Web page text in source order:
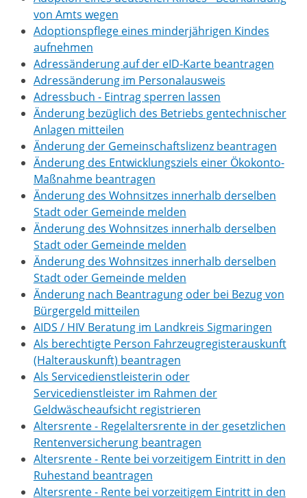
von Amts wegen
Adoptionspflege eines minderjährigen Kindes
aufnehmen
Adressänderung auf der eID-Karte beantragen
Adressänderung im Personalausweis
Adressbuch - Eintrag sperren lassen
Änderung bezüglich des Betriebs gentechnischer
Anlagen mitteilen
Änderung der Gemeinschaftslizenz beantragen
Änderung des Entwicklungsziels einer Ökokonto-
Maßnahme beantragen
Änderung des Wohnsitzes innerhalb derselben
Stadt oder Gemeinde melden
Änderung des Wohnsitzes innerhalb derselben
Stadt oder Gemeinde melden
Änderung des Wohnsitzes innerhalb derselben
Stadt oder Gemeinde melden
Änderung nach Beantragung oder bei Bezug von
Bürgergeld mitteilen
AIDS / HIV Beratung im Landkreis Sigmaringen
Als berechtigte Person Fahrzeugregisterauskunft
(Halterauskunft) beantragen
Als Servicedienstleisterin oder
Servicedienstleister im Rahmen der
Geldwäscheaufsicht registrieren
Altersrente - Regelaltersrente in der gesetzlichen
Rentenversicherung beantragen
Altersrente - Rente bei vorzeitigem Eintritt in den
Ruhestand beantragen
Altersrente - Rente bei vorzeitigem Eintritt in den